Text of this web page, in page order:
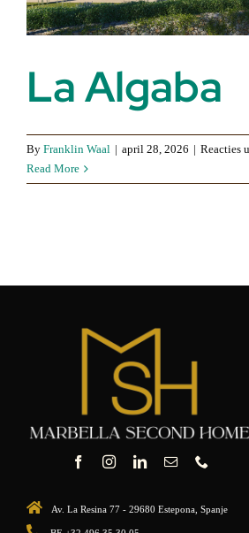
La Algaba
By Franklin Waal | april 28, 2026 | Reacties
Read More
Av. La Resina 77 - 29680 Estepona, Spanje